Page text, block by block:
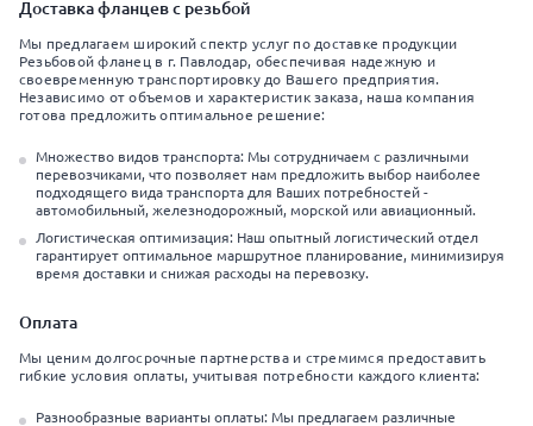
Доставка фланцев с резьбой
Мы предлагаем широкий спектр услуг по доставке продукции
Резьбовой фланец в г. Павлодар, обеспечивая надежную и
своевременную транспортировку до Вашего предприятия.
Независимо от объемов и характеристик заказа, наша компания
готова предложить оптимальное решение:
Множество видов транспорта: Мы сотрудничаем с различными
перевозчиками, что позволяет нам предложить выбор наиболее
подходящего вида транспорта для Ваших потребностей -
автомобильный, железнодорожный, морской или авиационный.
Логистическая оптимизация: Наш опытный логистический отдел
гарантирует оптимальное маршрутное планирование, минимизируя
время доставки и снижая расходы на перевозку.
Оплата
Мы ценим долгосрочные партнерства и стремимся предоставить
гибкие условия оплаты, учитывая потребности каждого клиента:
Разнообразные варианты оплаты: Мы предлагаем различные